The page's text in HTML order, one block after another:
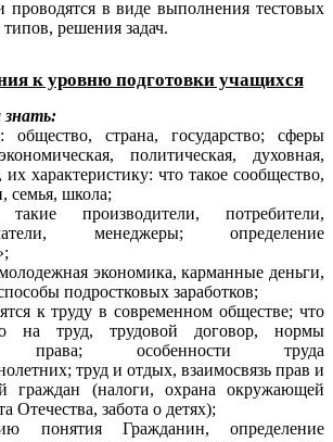
в виде выполнения тестовых
решения задач.
к уровню подготовки учащихся
общество, страна, государство; сферы
политическая, духовная,
их характеристику: что такое сообщество,
семья, школа;
производители, потребители,
менеджеры; определение
экономика, карманные деньги,
подростковых заработков;
к труду в современном обществе; что
на труд, трудовой договор, нормы
права; особенности труда
труд и отдых, взаимосвязь прав и
граждан (налоги, охрана окружающей
Отечества, забота о детях);
понятия Гражданин, определение